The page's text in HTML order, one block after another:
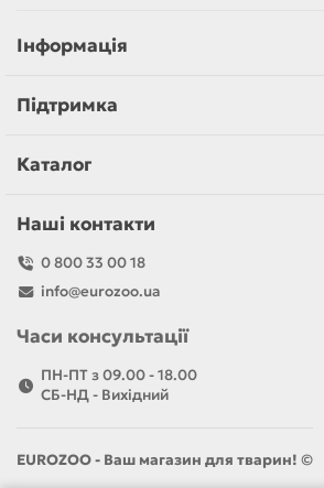
Інформація
Підтримка
Каталог
Наші контакти
0 800 33 00 18
info@eurozoo.ua
Часи консультації
ПН-ПТ з 09.00 - 18.00
CБ-НД - Вихідний
EUROZOO - Ваш магазин для тварин! ©